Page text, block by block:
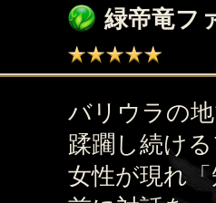
緑帝竜フ
バリウラの
蹂躙し続け
女性が現れ